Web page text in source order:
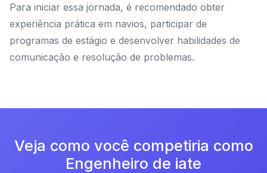
Para iniciar essa jornada, é recomendado obter
experiência prática em navios, participar de
programas de estágio e desenvolver habilidades de
comunicação e resolução de problemas.
Veja como você competiria como
Engenheiro de iate